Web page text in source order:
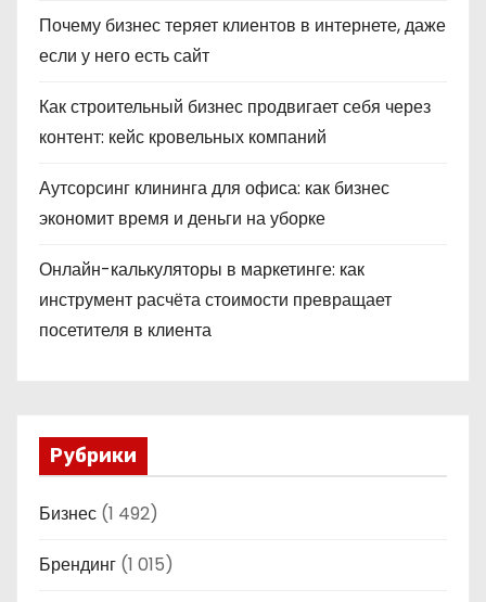
Почему бизнес теряет клиентов в интернете, даже
если у него есть сайт
Как строительный бизнес продвигает себя через
контент: кейс кровельных компаний
Аутсорсинг клининга для офиса: как бизнес
экономит время и деньги на уборке
Онлайн-калькуляторы в маркетинге: как
инструмент расчёта стоимости превращает
посетителя в клиента
Рубрики
Бизнес (1 492)
Брендинг (1 015)